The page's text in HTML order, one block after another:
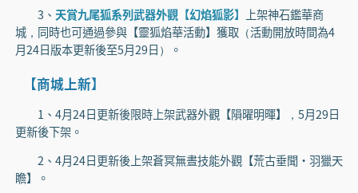
3、 天賞九尾狐系列武器外觀【幻焰狐影】
上架神石鑑華商
城，同時也可通過參與【靈狐焰華活動】獲取（活動開放時間為4
月24日版本更新後至5月29日）。
【商城上新】
1、4月24日更新後限時上架武器外觀【隕曜明暉】，5月29日
更新後下架。
2、4月24日更新後上架蒼冥無晝技能外觀【荒古垂聞·羽獵天
瞻】。